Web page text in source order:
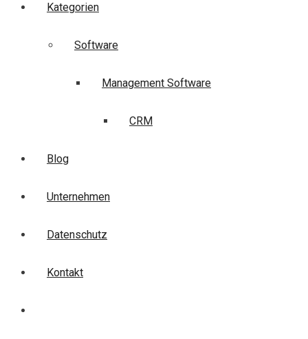
Kategorien
Software
Management Software
CRM
Blog
Unternehmen
Datenschutz
Kontakt